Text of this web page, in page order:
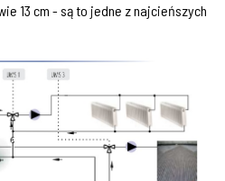
13 cm - są to jedne z najcieńszych